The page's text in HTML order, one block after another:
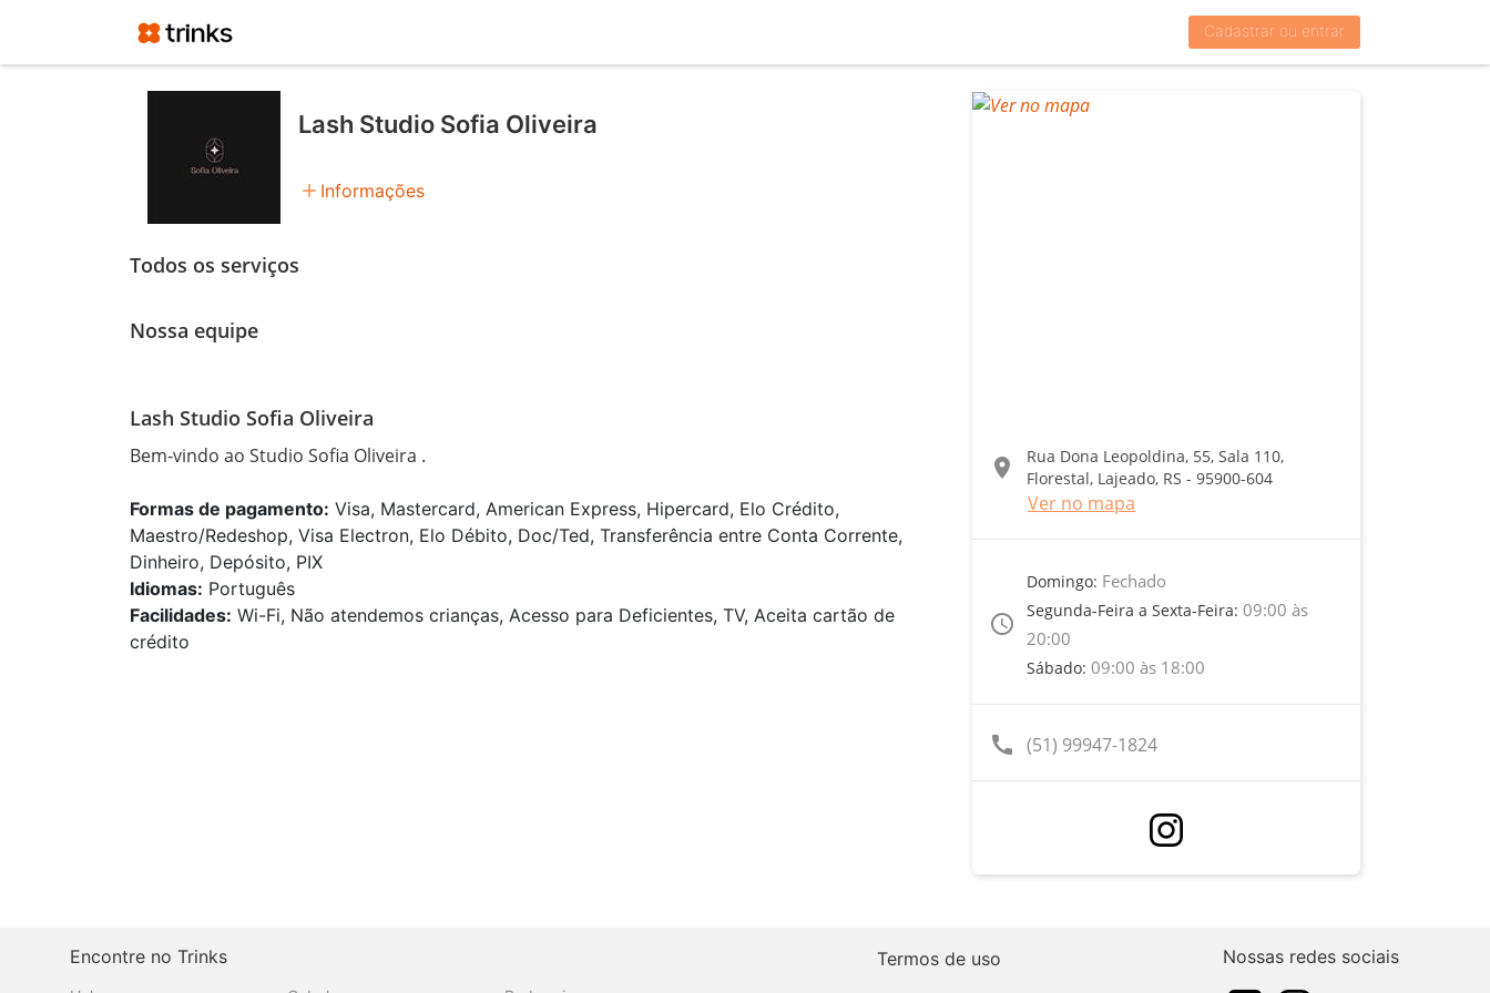
Cadastrar ou entrar
Lash Studio Sofia Oliveira
add Informações
Todos os serviços
Nossa equipe
Lash Studio Sofia Oliveira
Bem-vindo ao Studio Sofia Oliveira .
Formas de pagamento: Visa, Mastercard, American Express, Hipercard, Elo Crédito,
Maestro/Redeshop, Visa Electron, Elo Débito, Doc/Ted, Transferência entre Conta Corrente,
Dinheiro, Depósito, PIX
Idiomas: Português
Facilidades: Wi-Fi, Não atendemos crianças, Acesso para Deficientes, TV, Aceita cartão de
crédito
location_on
Rua Dona Leopoldina, 55, Sala 110,
Florestal, Lajeado, RS - 95900-604
Ver no mapa
access_time
Domingo: Fechado
Segunda-Feira a Sexta-Feira: 09:00 às
20:00
Sábado: 09:00 às 18:00
call (51) 99947-1824
Encontre no Trinks
Termos de uso
Nossas redes sociais